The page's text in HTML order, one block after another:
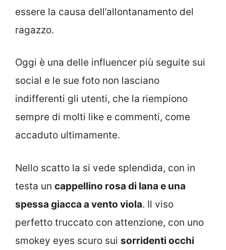
essere la causa dell’allontanamento del
ragazzo.
Oggi è una delle influencer più seguite sui
social e le sue foto non lasciano
indifferenti gli utenti, che la riempiono
sempre di molti like e commenti, come
accaduto ultimamente.
Nello scatto la si vede splendida, con in
testa un cappellino rosa di lana e una
spessa giacca a vento viola. Il viso
perfetto truccato con attenzione, con uno
smokey eyes scuro sui sorridenti occhi